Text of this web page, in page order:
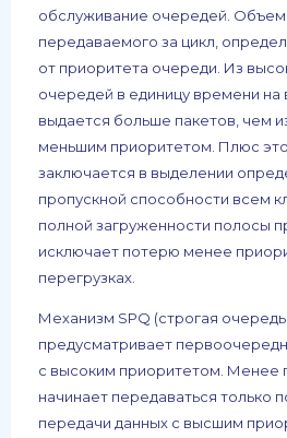
обслуживание очередей. Объем
передаваемого за цикл,
от приоритета очереди. Из
очередей в единицу времени на
выдается больше пакетов, чем
меньшим приоритетом. Плюс
заключается в выделении
пропускной способности всем
полной загруженности полосы
исключает потерю менее
перегрузках.
Механизм SPQ (строгая
предусматривает
с высоким приоритетом. Менее
начинает передаваться только
передачи данных с высшим